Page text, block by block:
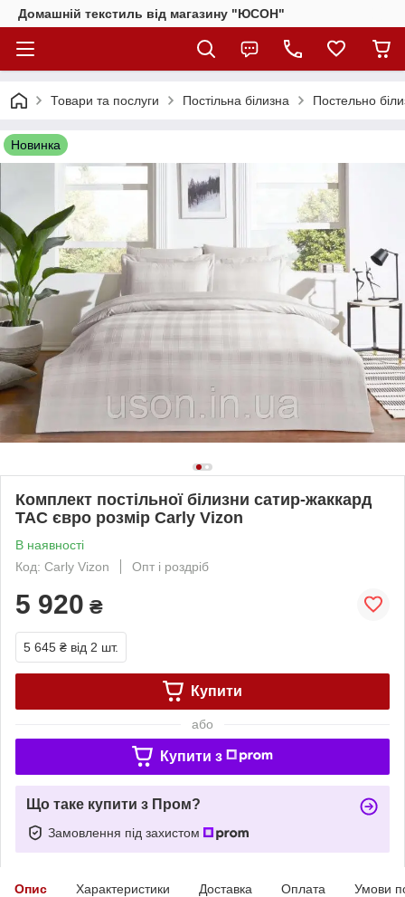
Домашній текстиль від магазину "ЮСОН"
Товари та послуги Постільна білизна Постельно
Новинка
Комплект постільної білизни сатир-жаккард
ТАС євро розмір Carly Vizon
В наявності
Код: Carly Vizon
Опт і роздріб
5 920 ₴
5 645 ₴ від 2 шт.
Купити
або
Купити з
Що таке купити з Пром?
Замовлення під захистом
Опис Характеристики Доставка Оплата Умови